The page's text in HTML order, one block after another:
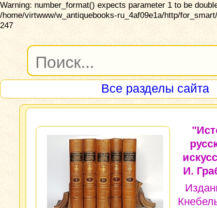
Warning: number_format() expects parameter 1 to be
/home/virtwww/w_antiquebooks-ru_4af09e1a/http/
247
Все разделы сайта
И.